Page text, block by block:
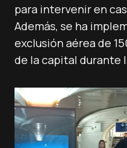
para intervenir en
Además, se ha
exclusión aérea de
de la capital durante